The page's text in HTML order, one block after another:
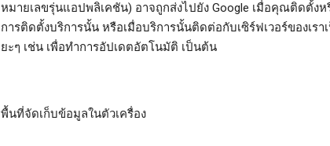
หมายเลขรุ่นแอปพลิเคชัน) อาจถูกส่งไปยัง Google เมื่อคุณติดตั้งห
การติดตั้งบริการนั้น หรือเมื่อบริการนั้นติดต่อกับเซิร์ฟเวอร์ของเรา
ยะๆ เช่น เพื่อทำการอัปเดตอัตโนมัติ เป็นต้น
พื้นที่จัดเก็บข้อมูลในตัวเครื่อง